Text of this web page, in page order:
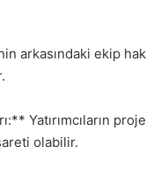
arkasındaki ekip
Yatırımcıların
olabilir.